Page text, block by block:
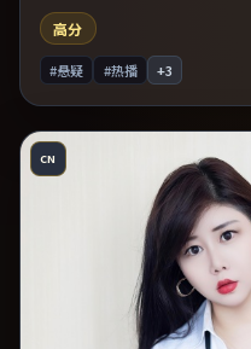
高分
#悬疑 #热播 +3
CN